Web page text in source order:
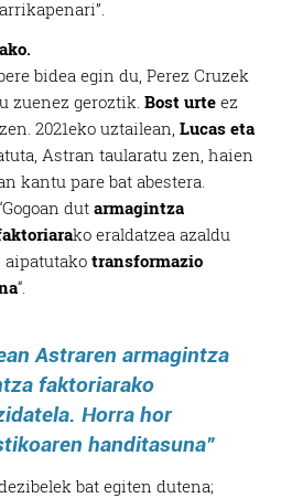
bidea egin du, Perez Cruzek
zuenez geroztik. Bost urte ez
2021eko uztailean,Lucas eta
Astran taularatu zen, haien
kantu pare bat abestera.
dut armagintza
ko eraldatzea azaldu
aipatutakotransformazio
“.
Astraren armagintza
faktoriarako
Horra hor
handitasuna”
bat egiten dutena;